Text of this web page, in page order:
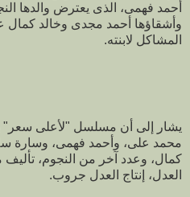
أحمد فهمى، الذى يعترض والدها
وأشقاؤها أحمد مجدى وخالد كمال
المشاكل لابنته.
يشار إلى أن مسلسل "لأعلى سعر"
محمد على، وأحمد فهمى، وسارة
كمال، وعدد آخر من النجوم،
العدل، إنتاج العدل جروب.